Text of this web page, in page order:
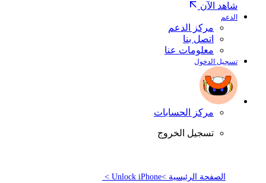
شاهد الآن
الدعم
مركز الدعم
اتصل بنا
معلومات عنا
تسجيل الدخول
مركز الحسابات
تسجيل الخروج
الصفحة الرئيسية >Unlock iPhone >